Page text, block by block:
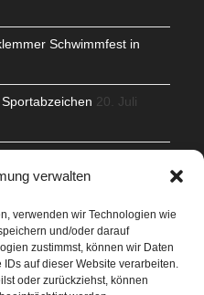
verwalten
verwenden wir Technologien wie
und/oder darauf
zustimmst, können wir Daten
auf dieser Website verarbeiten.
oder zurückziehst, können
Schwimmfest in
20. Juli